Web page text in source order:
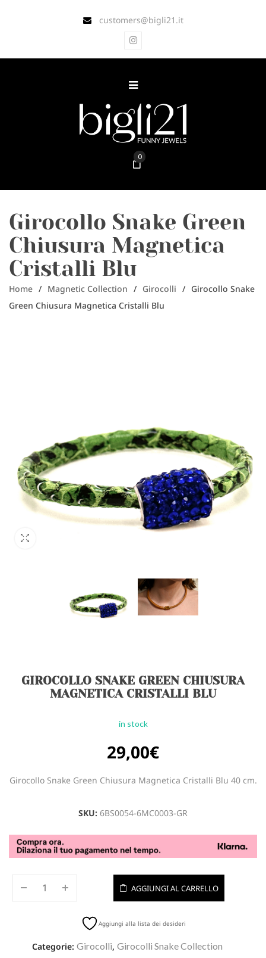
customers@bigli21.it
0
Girocollo Snake Green
Chiusura Magnetica
Cristalli Blu
Home / Magnetic Collection / Girocolli / Girocollo Snake
Green Chiusura Magnetica Cristalli Blu
GIROCOLLO SNAKE GREEN CHIUSURA
MAGNETICA CRISTALLI BLU
in stock
29,00€
Girocollo Snake Green Chiusura Magnetica Cristalli Blu 40 cm.
SKU: 6BS0054-6MC0003-GR
AGGIUNGI AL CARRELLO
Aggiungi alla lista dei desideri
Categorie: Girocolli, Girocolli Snake Collection